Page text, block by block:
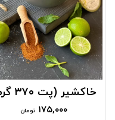
خاکشیر (پت ۳۷۰ گرم)
۱۷۵,۰۰۰ تومان